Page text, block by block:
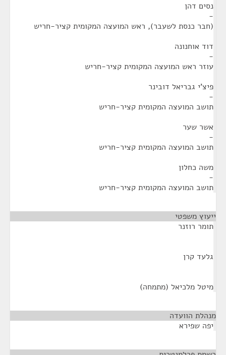
נסים דהן
-
(חבר כנסת לשעבר), ראש המועצה המקומית קציר-חריש
דוד אוחנונה
-
עוזר ראש המועצה המקומית קציר-חריש
פיצ'י גבריאל דובינר
-
תושב המועצה המקומית קציר-חריש
אשר שער
-
תושב המועצה המקומית קציר-חריש
משה כחלון
-
תושב המועצה המקומית קציר-חריש
ייעוץ משפטי
תומר רוזנר
גלעד קרן
מיטל מלכיאל (מתמחה)
מנהלת הוועדה
יפה שפירא